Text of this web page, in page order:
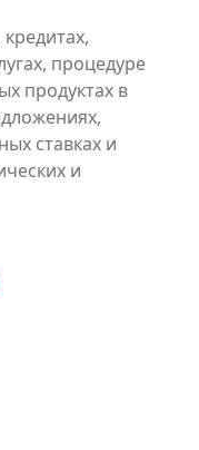
процедуре
продуктах в
ставках и
и